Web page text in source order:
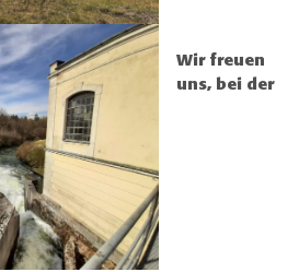
Wir freuen
uns, bei der